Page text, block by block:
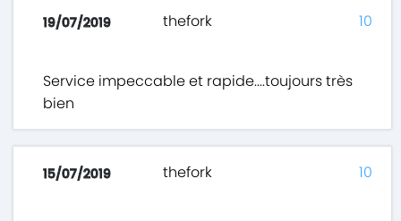
19/07/2019 thefork
Service impeccable et rapide....toujours très
bien
10
15/07/2019 thefork 10